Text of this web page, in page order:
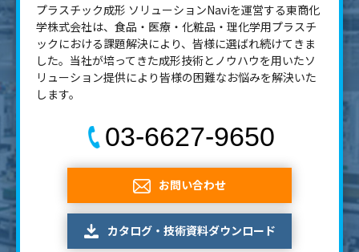
プラスチック成形 ソリューションNaviを運営する東商化
学株式会社は、食品・医療・化粧品・理化学用プラスチ
ックにおける課題解決により、皆様に選ばれ続けてきま
した。当社が培ってきた成形技術とノウハウを用いたソ
リューション提供により皆様の困難なお悩みを解決いた
します。
03-6627-9650
お問い合わせ
カタログ・技術資料ダウンロード